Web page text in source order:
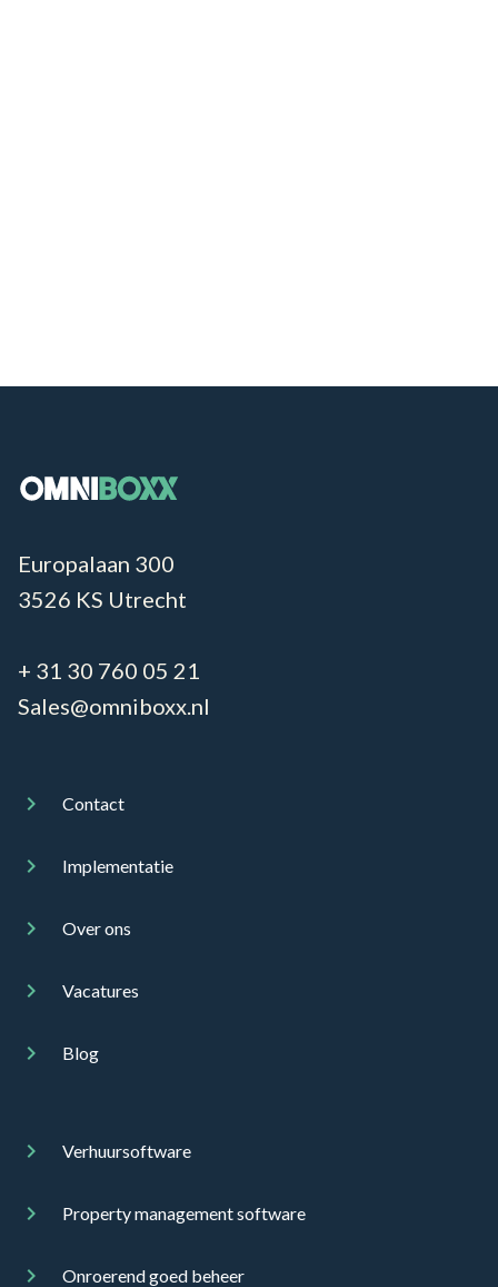
Europalaan 300
3526 KS Utrecht
+ 31 30 760 05 21
Sales@omniboxx.nl
Contact
Implementatie
Over ons
Vacatures
Blog
Verhuursoftware
Property management software
Onroerend goed beheer